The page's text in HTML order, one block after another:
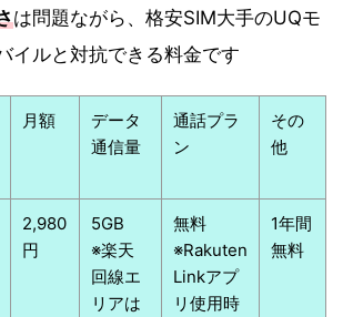
は問題ながら、格安SIM大手のUQモ
イルと対抗できる料金です
月額
データ
通信量
通話プラ
ン
その
他
2,980
円
5GB
※楽天
回線エ
リアは
無料
※Rakuten
Linkアプ
リ使用時
1年間
無料